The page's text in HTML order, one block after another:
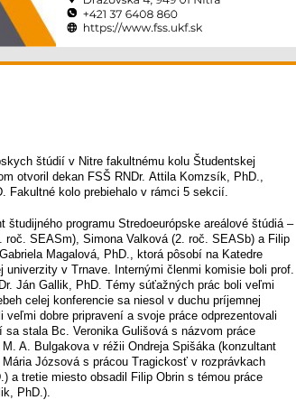
štúdií v Nitre fakultnému kolu Študentskej
otvoril dekan FSŠ RNDr. Attila Komzsík, PhD.,
Fakultné kolo prebiehalo v rámci 5 sekcií.
programu Stredoeurópske areálové štúdiá –
SEASm), Simona Valková (2. roč. SEASb) a Filip
Magalová, PhD., ktorá pôsobí na Katedre
v Trnave. Internými členmi komisie boli prof.
Ján Gallik, PhD. Témy súťažných prác boli veľmi
celej konferencie sa niesol v duchu príjemnej
dobre pripravení a svoje práce odprezentovali
stala Bc. Veronika Gulišová s názvom práce
A. Bulgakova v réžii Ondreja Spišáka (konzultant
Józsová s prácou Tragickosť v rozprávkach
a tretie miesto obsadil Filip Obrin s témou práce
PhD.).